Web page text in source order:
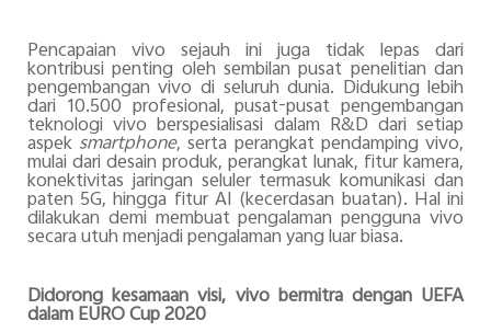
Pencapaian vivo sejauh ini juga tidak lepas dari
kontribusi penting oleh sembilan pusat penelitian dan
pengembangan vivo di seluruh dunia. Didukung lebih
dari 10.500 profesional, pusat-pusat pengembangan
teknologi vivo berspesialisasi dalam R&D dari setiap
aspek smartphone, serta perangkat pendamping vivo,
mulai dari desain produk, perangkat lunak, fitur kamera,
konektivitas jaringan seluler termasuk komunikasi dan
paten 5G, hingga fitur AI (kecerdasan buatan). Hal ini
dilakukan demi membuat pengalaman pengguna vivo
secara utuh menjadi pengalaman yang luar biasa.
Didorong kesamaan visi, vivo bermitra dengan UEFA
dalam EURO Cup 2020